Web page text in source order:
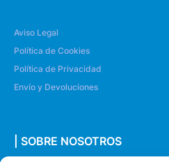
Aviso Legal
Política de Cookies
Política de Privacidad
Envío y Devoluciones
| SOBRE NOSOTROS